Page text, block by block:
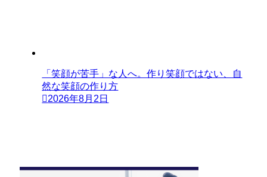
「笑顔が苦手」な人へ。作り笑顔ではない、自
然な笑顔の作り方
2026年8月2日